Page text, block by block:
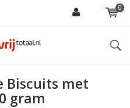
0
Biscuits met
gram